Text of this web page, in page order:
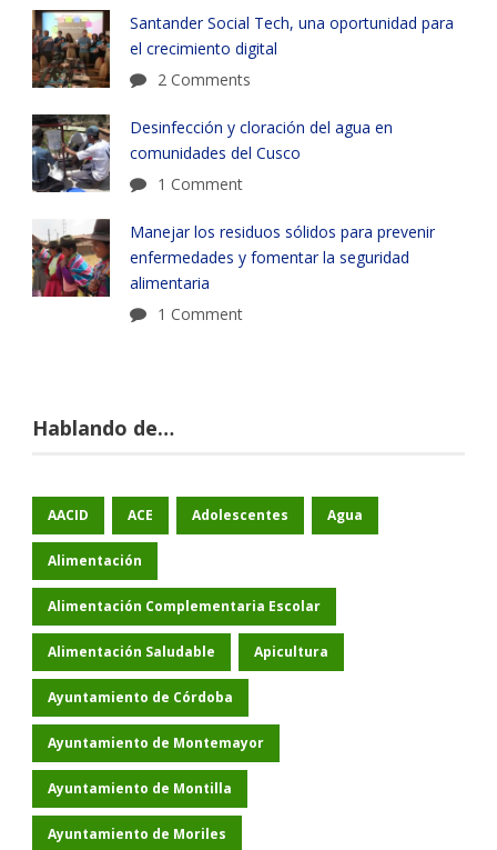
Santander Social Tech, una oportunidad para
el crecimiento digital
2 Comments
Desinfección y cloración del agua en
comunidades del Cusco
1 Comment
Manejar los residuos sólidos para prevenir
enfermedades y fomentar la seguridad
alimentaria
1 Comment
Hablando de…
AACID ACE Adolescentes Agua
Alimentación
Alimentación Complementaria Escolar
Alimentación Saludable Apicultura
Ayuntamiento de Córdoba
Ayuntamiento de Montemayor
Ayuntamiento de Montilla
Ayuntamiento de Moriles